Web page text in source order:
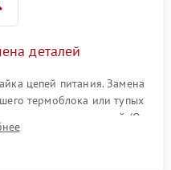
деталей
цепей питания. Замена
термоблока или тупых
уплотнителей (O-
надежного устранения